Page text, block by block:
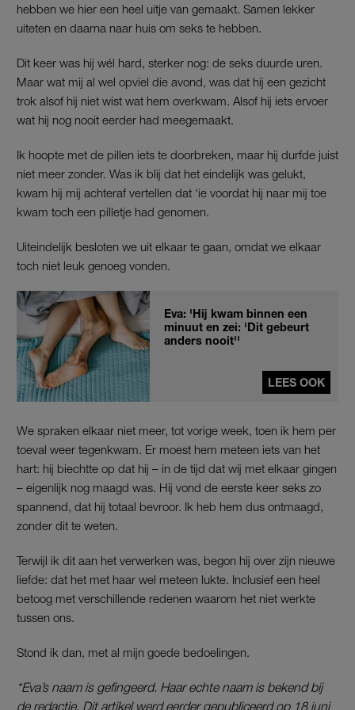
hebben we hier een heel uitje van gemaakt. Samen lekker
uiteten en daarna naar huis om seks te hebben.
Dit keer was hij wél hard, sterker nog: de seks duurde uren.
Maar wat mij al wel opviel die avond, was dat hij een gezicht
trok alsof hij niet wist wat hem overkwam. Alsof hij iets ervoer
wat hij nog nooit eerder had meegemaakt.
Ik hoopte met de pillen iets te doorbreken, maar hij durfde juist
niet meer zonder. Was ik blij dat het eindelijk was gelukt,
kwam hij mij achteraf vertellen dat ‘ie voordat hij naar mij toe
kwam toch een pilletje had genomen.
Uiteindelijk besloten we uit elkaar te gaan, omdat we elkaar
toch niet leuk genoeg vonden.
Eva: 'Hij kwam binnen een
minuut en zei: 'Dit gebeurt
anders nooit''
LEES OOK
We spraken elkaar niet meer, tot vorige week, toen ik hem per
toeval weer tegenkwam. Er moest hem meteen iets van het
hart: hij biechtte op dat hij – in de tijd dat wij met elkaar gingen
– eigenlijk nog maagd was. Hij vond de eerste keer seks zo
spannend, dat hij totaal bevroor. Ik heb hem dus ontmaagd,
zonder dit te weten.
Terwijl ik dit aan het verwerken was, begon hij over zijn nieuwe
liefde: dat het met haar wel meteen lukte. Inclusief een heel
betoog met verschillende redenen waarom het niet werkte
tussen ons.
Stond ik dan, met al mijn goede bedoelingen.
*Eva’s naam is gefingeerd. Haar echte naam is bekend bij
de redactie. Dit artikel werd eerder gepubliceerd op 18 juni